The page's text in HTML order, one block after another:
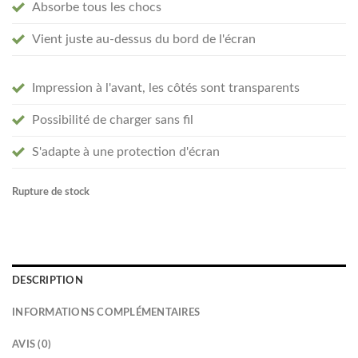
Absorbe tous les chocs
Vient juste au-dessus du bord de l'écran
Impression à l'avant, les côtés sont transparents
Possibilité de charger sans fil
S'adapte à une protection d'écran
Rupture de stock
DESCRIPTION
INFORMATIONS COMPLÉMENTAIRES
AVIS (0)